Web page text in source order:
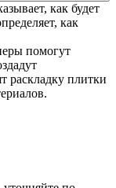
как будет
как
помогут
раскладку плитки